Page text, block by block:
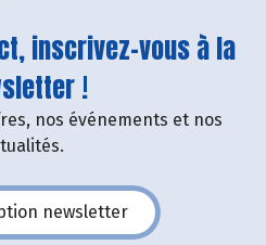
inscrivez-vous à la
!
nos événements et nos
newsletter